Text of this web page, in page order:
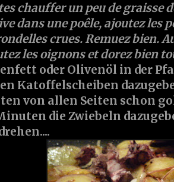
chauffer un peu de graisse
dans une poêle, ajoutez les
crues. Remuez bien.
les oignons et dorez bien
oder Olivenöl in der
Katoffelscheiben
von allen Seiten schon
die Zwiebeln